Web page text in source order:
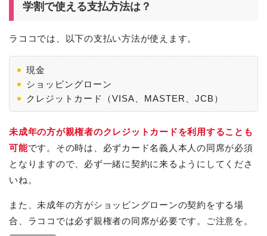
学割で使える支払方法は？
ラココでは、以下の支払い方法が使えます。
現金
ショッピングローン
クレジットカード（VISA、MASTER、JCB）
未成年の方が親権者のクレジットカードを利用することも
可能です。その時は、必ずカード名義人本人の同席が必須
となりますので、必ず一緒に契約に来るようにしてくださ
いね。
また、未成年の方がショッピングローンの契約をする場
合、ラココでは必ず親権者の同席が必要です。ご注意を。